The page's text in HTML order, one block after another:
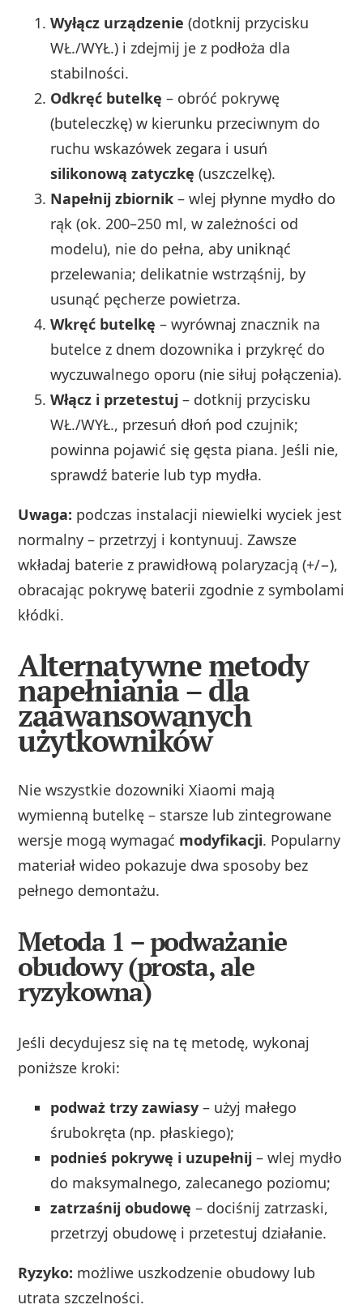
Wyłącz urządzenie (dotknij przycisku
WŁ./WYŁ.) i zdejmij je z podłoża dla
stabilności.
Odkręć butelkę – obróć pokrywę
(buteleczkę) w kierunku przeciwnym do
ruchu wskazówek zegara i usuń
silikonową zatyczkę (uszczelkę).
Napełnij zbiornik – wlej płynne mydło do
rąk (ok. 200–250 ml, w zależności od
modelu), nie do pełna, aby uniknąć
przelewania; delikatnie wstrząśnij, by
usunąć pęcherze powietrza.
Wkręć butelkę – wyrównaj znacznik na
butelce z dnem dozownika i przykręć do
wyczuwalnego oporu (nie siłuj połączenia).
Włącz i przetestuj – dotknij przycisku
WŁ./WYŁ., przesuń dłoń pod czujnik;
powinna pojawić się gęsta piana. Jeśli nie,
sprawdź baterie lub typ mydła.
Uwaga: podczas instalacji niewielki wyciek jest
normalny – przetrzyj i kontynuuj. Zawsze
wkładaj baterie z prawidłową polaryzacją (+/−),
obracając pokrywę baterii zgodnie z symbolami
kłódki.
Alternatywne metody
napełniania – dla
zaawansowanych
użytkowników
Nie wszystkie dozowniki Xiaomi mają
wymienną butelkę – starsze lub zintegrowane
wersje mogą wymagać modyfikacji. Popularny
materiał wideo pokazuje dwa sposoby bez
pełnego demontażu.
Metoda 1 – podważanie
obudowy (prosta, ale
ryzykowna)
Jeśli decydujesz się na tę metodę, wykonaj
poniższe kroki:
podważ trzy zawiasy – użyj małego
śrubokręta (np. płaskiego);
podnieś pokrywę i uzupełnij – wlej mydło
do maksymalnego, zalecanego poziomu;
zatrzaśnij obudowę – dociśnij zatrzaski,
przetrzyj obudowę i przetestuj działanie.
Ryzyko: możliwe uszkodzenie obudowy lub
utrata szczelności.